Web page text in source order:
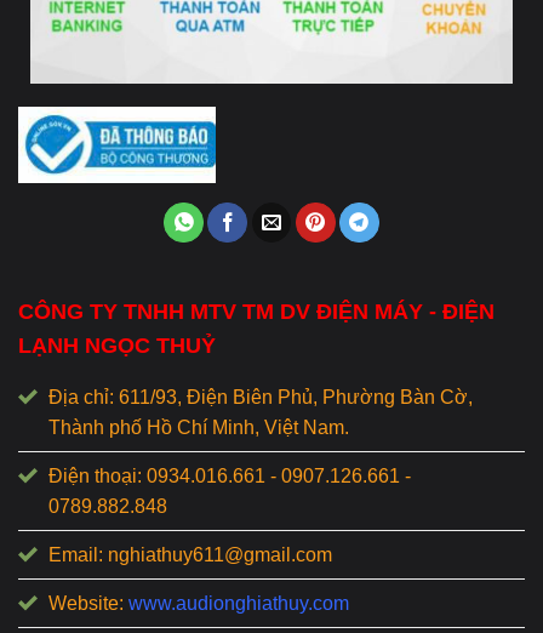
CÔNG TY TNHH MTV TM DV ĐIỆN MÁY - ĐIỆN
LẠNH NGỌC THUỶ
Địa chỉ: 611/93, Điện Biên Phủ, Phường Bàn Cờ,
Thành phố Hồ Chí Minh, Việt Nam.
Điện thoại: 0934.016.661 - 0907.126.661 -
0789.882.848
Email: nghiathuy611@gmail.com
Website: www.audionghiathuy.com